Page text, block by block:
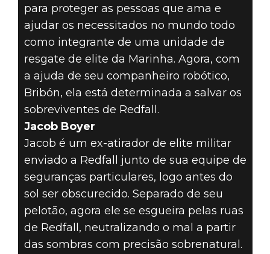
para proteger as pessoas que ama e
ajudar os necessitados no mundo todo
como integrante de uma unidade de
resgate de elite da Marinha. Agora, com
a ajuda de seu companheiro robótico,
Bribón, ela está determinada a salvar os
sobreviventes de Redfall.
Jacob Boyer
Jacob é um ex-atirador de elite militar
enviado a Redfall junto de sua equipe de
seguranças particulares, logo antes do
sol ser obscurecido. Separado de seu
pelotão, agora ele se esgueira pelas ruas
de Redfall, neutralizando o mal a partir
das sombras com precisão sobrenatural.